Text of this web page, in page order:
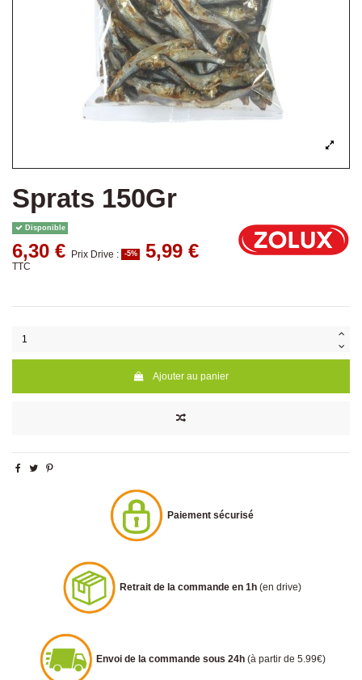
Sprats 150Gr
Disponible
6,30 € Prix Drive : -5% 5,99 €
TTC
Ajouter au panier
Paiement sécurisé
Retrait de la commande en 1h (en drive)
Envoi de la commande sous 24h (à partir de 5.99€)